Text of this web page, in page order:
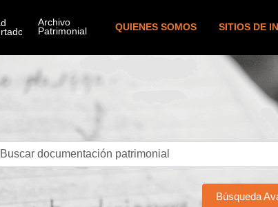
QUIENES SOMOS SITIOS DE
Búsqueda